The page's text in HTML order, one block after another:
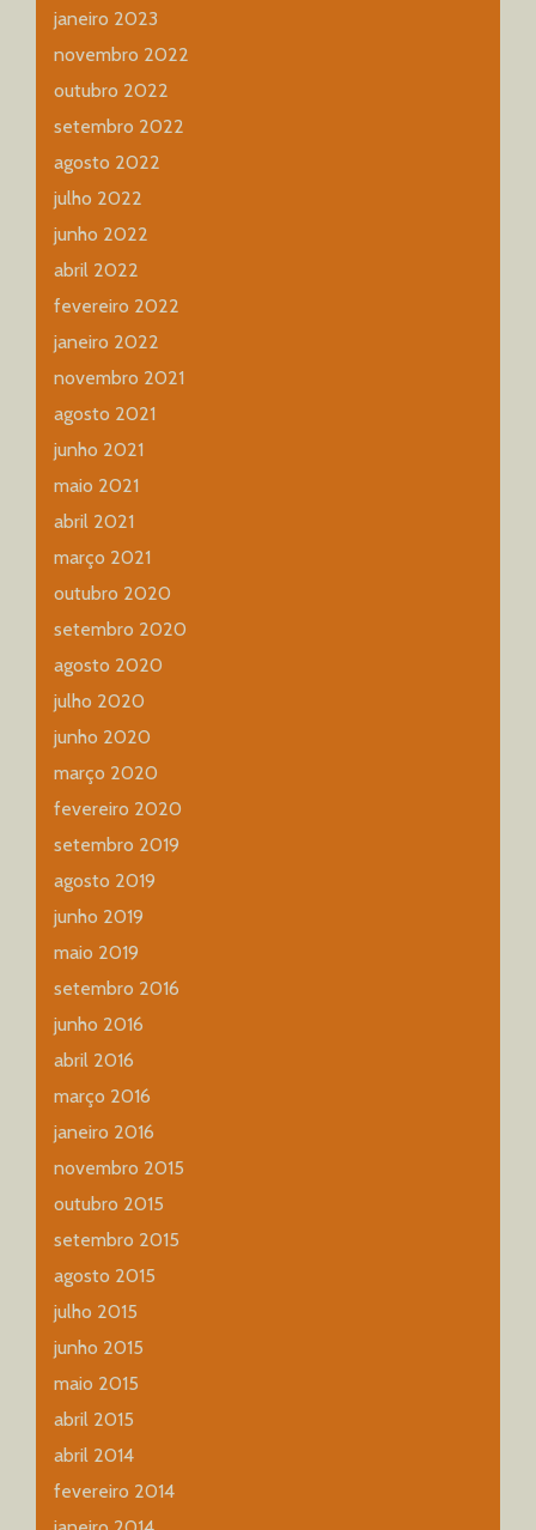
janeiro 2023
novembro 2022
outubro 2022
setembro 2022
agosto 2022
julho 2022
junho 2022
abril 2022
fevereiro 2022
janeiro 2022
novembro 2021
agosto 2021
junho 2021
maio 2021
abril 2021
março 2021
outubro 2020
setembro 2020
agosto 2020
julho 2020
junho 2020
março 2020
fevereiro 2020
setembro 2019
agosto 2019
junho 2019
maio 2019
setembro 2016
junho 2016
abril 2016
março 2016
janeiro 2016
novembro 2015
outubro 2015
setembro 2015
agosto 2015
julho 2015
junho 2015
maio 2015
abril 2015
abril 2014
fevereiro 2014